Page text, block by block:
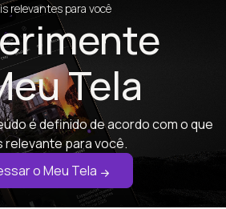
relevantes para você
Tela
é definido de acordo com o que
relevante para você.
o Meu Tela